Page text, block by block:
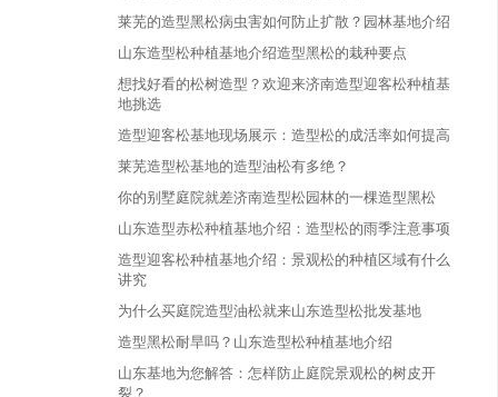
莱芜的造型黑松病虫害如何防止扩散？园林基地介绍
山东造型松种植基地介绍造型黑松的栽种要点
想找好看的松树造型？欢迎来济南造型迎客松种植基
地挑选
造型迎客松基地现场展示：造型松的成活率如何提高
莱芜造型松基地的造型油松有多绝？
你的别墅庭院就差济南造型松园林的一棵造型黑松
山东造型赤松种植基地介绍：造型松的雨季注意事项
造型迎客松种植基地介绍：景观松的种植区域有什么
讲究
为什么买庭院造型油松就来山东造型松批发基地
造型黑松耐旱吗？山东造型松种植基地介绍
山东基地为您解答：怎样防止庭院景观松的树皮开
裂？